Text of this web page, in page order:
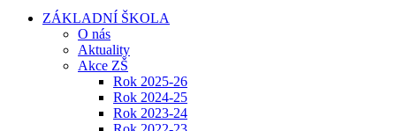
ZÁKLADNÍ ŠKOLA
O nás
Aktuality
Akce ZŠ
Rok 2025-26
Rok 2024-25
Rok 2023-24